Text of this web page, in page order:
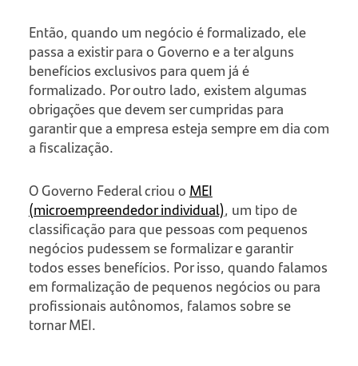
Então, quando um negócio é formalizado, ele
passa a existir para o Governo e a ter alguns
benefícios exclusivos para quem já é
formalizado. Por outro lado, existem algumas
obrigações que devem ser cumpridas para
garantir que a empresa esteja sempre em dia com
a fiscalização.
O Governo Federal criou o MEI
(microempreendedor individual), um tipo de
classificação para que pessoas com pequenos
negócios pudessem se formalizar e garantir
todos esses benefícios. Por isso, quando falamos
em formalização de pequenos negócios ou para
profissionais autônomos, falamos sobre se
tornar MEI.